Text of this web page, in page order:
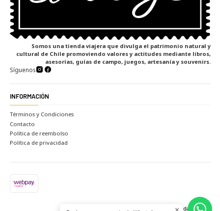
Somos una tienda viajera que divulga el patrimonio natural y
cultural de Chile promoviendo valores y actitudes mediante libros,
asesorías, guías de campo, juegos, artesanía y souvenirs.
Síguenos
INFORMACIÓN
Términos y Condiciones
Contacto
Política de reembolso
Política de privacidad
2026 Tienda el viaje.